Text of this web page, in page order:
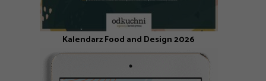
Kalendarz Food and Design 2026